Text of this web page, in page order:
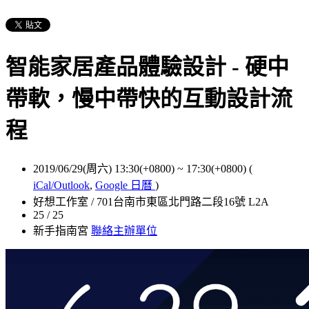
智能家居產品體驗設計 - 硬中
帶軟，慢中帶快的互動設計流
程
2019/06/29(周六) 13:30(+0800) ~ 17:30(+0800) (
iCal/Outlook, Google 日曆 )
好想工作室 / 701台南市東區北門路二段16號 L2A
25 / 25
新手指南宮 聯絡主辦單位